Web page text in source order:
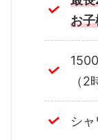
お
（2
シ